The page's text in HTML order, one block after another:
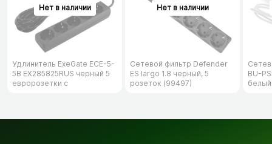
Удлинитель ExeGate ECE-5-
5B EX285825RUS черный 5
евророзетки с
Сетевой фильтр Defender
ES largo 1.8 черный, 5
розеток (99497)
BU-
белый